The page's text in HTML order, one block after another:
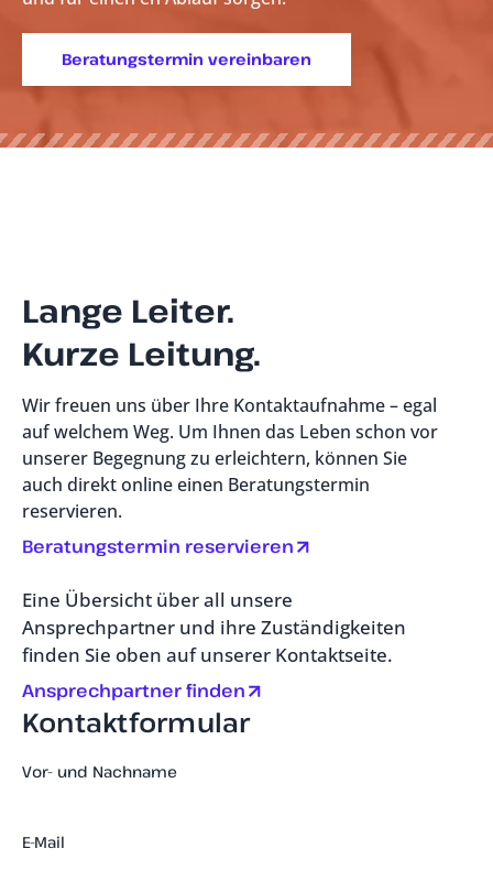
Beratungstermin vereinbaren
Lange Leiter.
Kurze Leitung.
Wir freuen uns über Ihre Kontaktaufnahme – egal
auf welchem Weg. Um Ihnen das Leben schon vor
unserer Begegnung zu erleichtern, können Sie
auch direkt online einen Beratungstermin
reservieren.
Beratungstermin reservieren
Eine Übersicht über all unsere
Ansprechpartner und ihre Zuständigkeiten
finden Sie oben auf unserer Kontaktseite.
Ansprechpartner finden
Kontaktformular
Vor- und Nachname
E-Mail